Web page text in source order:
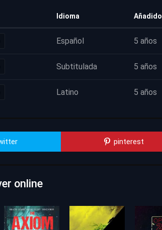
Idioma Añadido
Español 5 años
Subtitulada 5 años
Latino 5 años
pinterest
online